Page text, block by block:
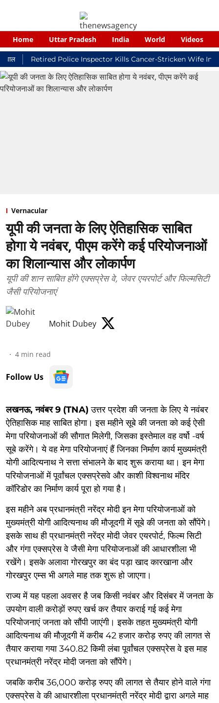
Home Uttar Pradesh India World Videos
Retired Police Inspector Kills Cancer-Stricken Wife In
Vernacular
यूपी की जनता के लिए ऐतिहासिक साबित
होगा ये नवंबर, पीएम करेंगे कई परियोजनाओं
का शिलान्यास और लोकार्पण
यूपी की शान साबित होंगे एक्सप्रेस वे, जेवर एयरपोर्ट और फिल्मसिटी
जैसी परियोजनाएं
Mohit Dubey
4 min read
Follow Us
लखनऊ, नवंबर 9 (TNA)उत्तर प्रदेश की जनता के लिए ये नवंबर
ऐतिहासिक माह साबित होगा। इस महीने सूबे की जनता को कई ऐसी
मेगा परियोजनाओं की सौगात मिलेगी, जिसका इस्तेमाल वह वर्षो -वर्ष
सूबे करेंगे। ये वह मेगा परियोजनाएं हैं जिनका निर्माण कार्य मुख्यमंत्री
योगी आदित्यनाथ ने सत्ता संभालने के बाद शुरू कराया था। इन मेगा
परियोजनाओं में पूर्वांचल एक्सप्रेसवे और काशी विश्वनाथ मंदिर
कॉरिडोर का निर्माण कार्य पूरा हो गया है।
इस महीने अब प्रधानमंत्री नरेंद्र मोदी इन मेगा परियोजनाओं को
मुख्यमंत्री योगी आदित्यनाथ की मौजूदगी में सूबे की जनता को सौंपेंगे।
इसके साथ ही प्रधानमंत्री नरेंद्र मोदी जेवर एयरपोर्ट, फिल्म सिटी
और गंगा एक्सप्रेस वे जैसी मेगा परियोजनाओं की आधारशीला भी
रखेंगे। इसके अलावा गोरखपुर का बंद पड़ा खाद कारखाना और
गोरखपुर एम्स भी अगले माह तक शुरू हो जाएगा।
राज्य में यह पहला अवसर है जब किसी नवंबर और दिसंबर में जनता के
उपयोग वाली करोड़ों रुपए खर्च कर तैयार कराई गई कई मेगा
परियोजनाएं जनता को सौंपी जाएंगी। इसके तहत मुख्यमंत्री योगी
आदित्यनाथ की मौजूदगी में करीब 42 हजार करोड़ रुपए की लागत से
तैयार कराया गया 340.82 किमी लंबा पूर्वांचल एक्सप्रेस वे इस माह
प्रधानमंत्री नरेंद्र मोदी जनता को सौंपेंगे।
जबकि करीब 36,000 करोड़ रुपए की लागत से तैयार होने वाले गंगा
एक्सप्रेस वे की आधारशीला प्रधानमंत्री नरेंद्र मोदी द्वारा अगले माह